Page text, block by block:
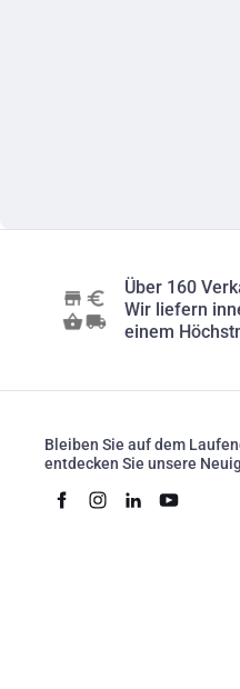
Über 160
Wir liefern
einem
Bleiben Sie auf dem
entdecken Sie unsere